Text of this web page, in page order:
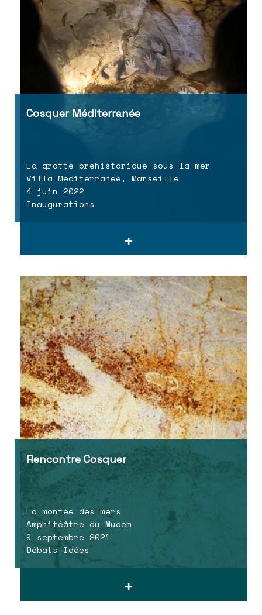
Cosquer Méditerranée
La grotte préhistorique sous la mer
Villa Méditerranée, Marseille
4 juin 2022
Inaugurations
Rencontre Cosquer
La montée des mers
Amphitéâtre du Mucem
9 septembre 2021
Débats-Idées